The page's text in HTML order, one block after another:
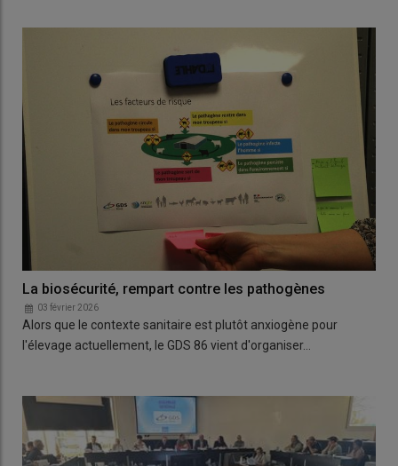
La biosécurité, rempart contre les pathogènes
03 février 2026
Alors que le contexte sanitaire est plutôt anxiogène pour
l'élevage actuellement, le GDS 86 vient d'organiser…